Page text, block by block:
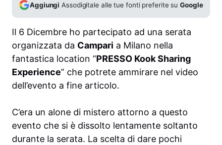
Aggiungi Assodigitale alle tue fonti preferite suGoogle
Il 6 Dicembre ho partecipato ad una serata
organizzata da Campari a Milano nella
fantastica location “PRESSO Kook Sharing
Experience” che potrete ammirare nel video
dell’evento a fine articolo.
C’era un alone di mistero attorno a questo
evento che si è dissolto lentamente soltanto
durante la serata. La scelta di dare pochi